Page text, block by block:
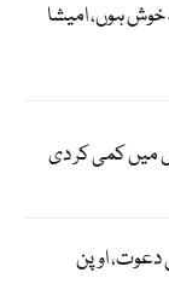
خوش ہوں، امیشا
میں کمی کر دی
دعوت، اوپن